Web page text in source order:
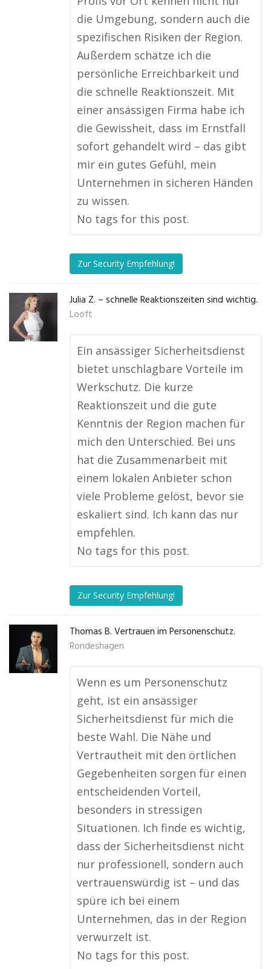
die Umgebung, sondern auch die
spezifischen Risiken der Region.
Außerdem schätze ich die
persönliche Erreichbarkeit und
die schnelle Reaktionszeit. Mit
einer ansässigen Firma habe ich
die Gewissheit, dass im Ernstfall
sofort gehandelt wird – das gibt
mir ein gutes Gefühl, mein
Unternehmen in sicheren Händen
zu wissen.
No tags for this post.
Zur Security Empfehlung!
Julia Z. – schnelle Reaktionszeiten sind wichtig.
Looft
Ein ansässiger Sicherheitsdienst
bietet unschlagbare Vorteile im
Werkschutz. Die kurze
Reaktionszeit und die gute
Kenntnis der Region machen für
mich den Unterschied. Bei uns
hat die Zusammenarbeit mit
einem lokalen Anbieter schon
viele Probleme gelöst, bevor sie
eskaliert sind. Ich kann das nur
empfehlen.
No tags for this post.
Zur Security Empfehlung!
Thomas B. Vertrauen im Personenschutz.
Rondeshagen
Wenn es um Personenschutz
geht, ist ein ansässiger
Sicherheitsdienst für mich die
beste Wahl. Die Nähe und
Vertrautheit mit den örtlichen
Gegebenheiten sorgen für einen
entscheidenden Vorteil,
besonders in stressigen
Situationen. Ich finde es wichtig,
dass der Sicherheitsdienst nicht
nur professionell, sondern auch
vertrauenswürdig ist – und das
spüre ich bei einem
Unternehmen, das in der Region
verwurzelt ist.
No tags for this post.